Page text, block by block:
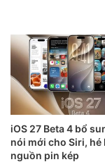
Những chiếc
có thể vẫn sẽ hỗ
lưng. Thế nhưng
giới chỉ bao gồm
trên việc loại bỏ
iPhone 12, ra
MagSafe mới.
iOS 27 Beta 4 bổ
nói mới cho Siri, hé
nguồn pin kép